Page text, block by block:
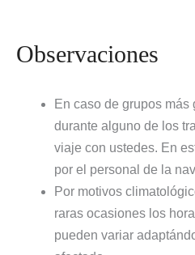
Observaciones
En caso de grupos
durante alguno de los
viaje con ustedes. En
por el personal de la
Por motivos
raras ocasiones los
pueden variar